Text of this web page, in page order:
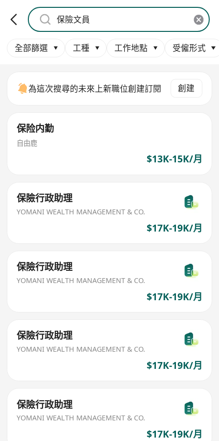
全部篩選 工種 工作地點 受僱形式
為這次搜尋的未來上新職位創建訂閱 創建
保险内勤
自由鹿
$13K-15K/月
保險行政助理
YOMANI WEALTH MANAGEMENT & CO.
$17K-19K/月
保險行政助理
YOMANI WEALTH MANAGEMENT & CO.
$17K-19K/月
保險行政助理
YOMANI WEALTH MANAGEMENT & CO.
$17K-19K/月
保險行政助理
YOMANI WEALTH MANAGEMENT & CO.
$17K-19K/月